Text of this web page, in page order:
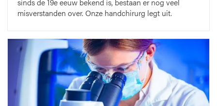
misverstanden over. Onze handchirurg legt uit.